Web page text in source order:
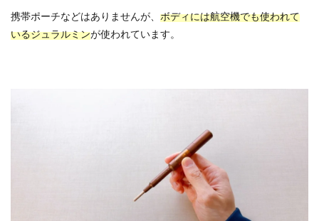
携帯ポーチなどはありませんが、 ボディには航空機でも使われて
いるジュラルミンが使われています。